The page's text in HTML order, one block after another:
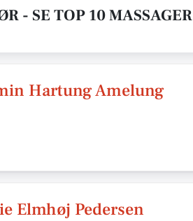
- SE TOP 10 MASSAGER
Hartung Amelung
Elmhøj Pedersen